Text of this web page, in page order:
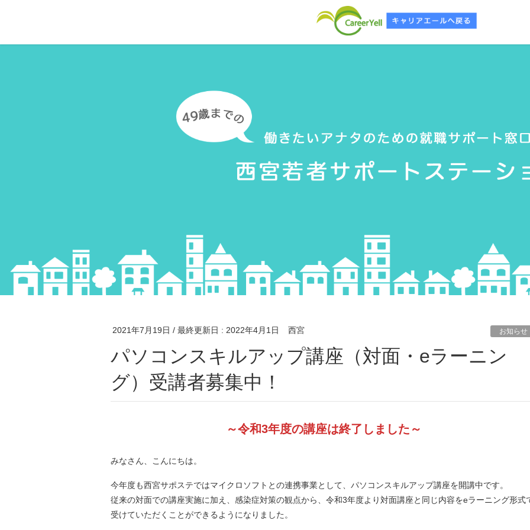
2021年7月19日 / 最終更新日 : 2022年4月1日 西宮 お知らせ
パソコンスキルアップ講座（対面・eラーニン
グ）受講者募集中！
～令和3年度の講座は終了しました～
みなさん、こんにちは。
今年度も西宮サポステではマイクロソフトとの連携事業として、パソコンスキルアップ講座を開講中です。
従来の対面での講座実施に加え、感染症対策の観点から、令和3年度より対面講座と同じ内容をeラーニング形式
受けていただくことができるようになりました。